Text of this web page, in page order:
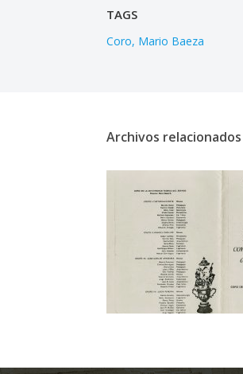
TAGS
Coro Mario Baeza
Archivos relacionados